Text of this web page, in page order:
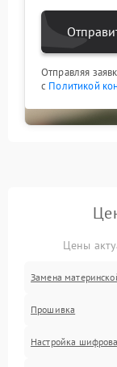
Отправляя
с Политикой
Цены
Замена
Прошивка
Настройка